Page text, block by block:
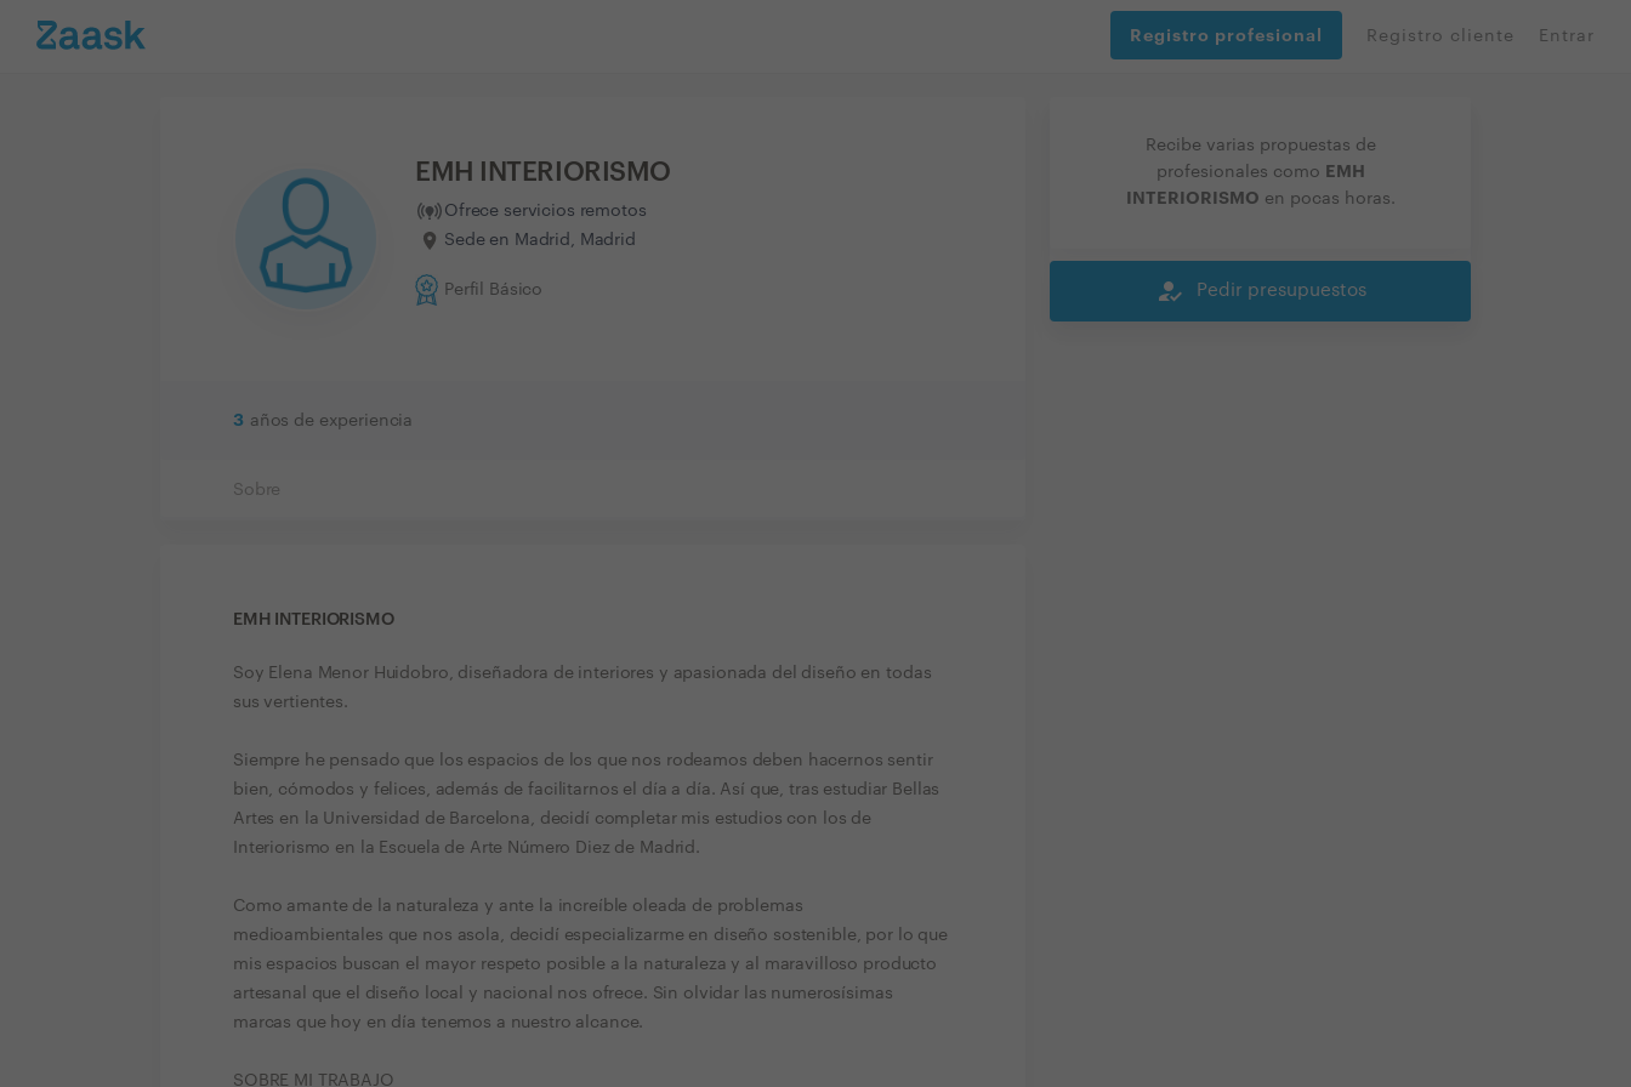
Registro profesional Registro cliente Entrar
EMH INTERIORISMO
Ofrece servicios remotos
Sede en Madrid, Madrid
Perfil Básico
3 años de experiencia
Sobre
EMH INTERIORISMO
Soy Elena Menor Huidobro, diseñadora de interiores y apasionada del diseño en todas
sus vertientes.
Siempre he pensado que los espacios de los que nos rodeamos deben hacernos sentir
bien, cómodos y felices, además de facilitarnos el día a día. Así que, tras estudiar Bellas
Artes en la Universidad de Barcelona, decidí completar mis estudios con los de
Interiorismo en la Escuela de Arte Número Diez de Madrid.
Como amante de la naturaleza y ante la increíble oleada de problemas
medioambientales que nos asola, decidí especializarme en diseño sostenible, por lo que
mis espacios buscan el mayor respeto posible a la naturaleza y al maravilloso producto
artesanal que el diseño local y nacional nos ofrece. Sin olvidar las numerosísimas
marcas que hoy en día tenemos a nuestro alcance.
SOBRE MI TRABAJO
Recibe varias propuestas de
profesionales como EMH
INTERIORISMO en pocas horas.
how_to_reg Pedir presupuestos